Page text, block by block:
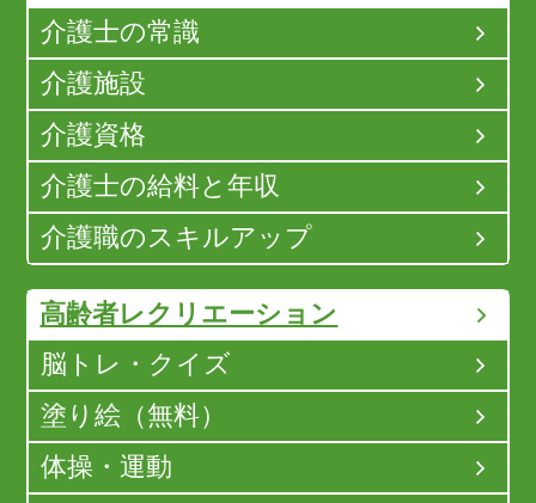
介護士の常識
介護施設
介護資格
介護士の給料と年収
介護職のスキルアップ
高齢者レクリエーション
脳トレ・クイズ
塗り絵（無料）
体操・運動